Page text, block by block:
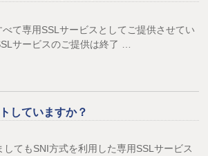
て専用SSLサービスとしてご提供させてい
サービスのご提供は終了 …
していますか？
てもSNI方式を利用した専用SSLサービス